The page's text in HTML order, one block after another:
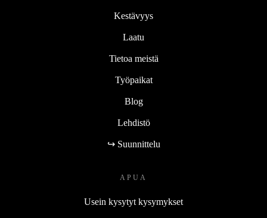
Kestävyys
Laatu
Tietoa meistä
Työpaikat
Blog
Lehdistö
↪ Suunnittelu
APUA
Usein kysytyt kysymykset